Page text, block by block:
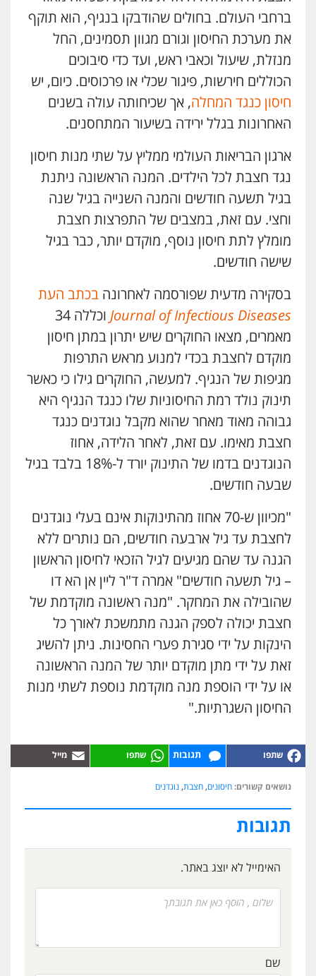
ברחבי העולם. בחולים שהודבקו בנגיף, הוא תוקף
את מערכת החיסון וגורם מגוון תסמינים, החל
מנזלת, שיעול וכאבי ראש, ועד כדי סיבוכים
הכוללים חירשות, פיגור שכלי או פרכוסים. כיום, יש
חיסון כנגד המחלה, אך שכיחותה עולה בשנים
האחרונות בגלל ירידה בשיעור המתחסנים.
ארגון הבריאות העולמי ממליץ על שתי מנות חיסון
נגד חצבת לכל הילדים. המנה הראשונה ניתנת
בגיל תשעה חודשים והמנה השנייה בגיל שנה
וחצי. עם זאת, במצבים של התפרצות חצבת
מומלץ לתת חיסון נוסף, מוקדם יותר, כבר בגיל
שישה חודשים.
בסקירה מדעית שפורסמה לאחרונה בכתב העת
Journal of Infectious Diseases
וכללה 34
מאמרים, מצאו החוקרים שיש יתרון במתן חיסון
מוקדם לחצבת בכדי למנוע מראש התרפות
מגיפות של הנגיף. למעשה, החוקרים גילו כי כאשר
תינוק נולד רמת החיסוניות שלו כנגד הנגיף היא
גבוהה מאוד מאחר שהוא מקבל נוגדנים כנגד
חצבת מאימו. עם זאת, לאחר הלידה, אחוז
הנוגדנים בדמו של התינוק יורד ל-18% בלבד בגיל
שבעה חודשים.
"מכיוון ש-70 אחוז מהתינוקות אינם בעלי נוגדנים
לחצבת עד גיל ארבעה חודשים, הם נותרים ללא
הגנה עד שהם מגיעים לגיל הזכאי לחיסון הראשון
– גיל תשעה חודשים" אמרה ד"ר ליין אן הא דו
שהובילה את המחקר. "מנה ראשונה מוקדמת של
חצבת יכולה לספק הגנה מתמשכת לאורך כל
הינקות על ידי סגירת פערי החסינות. ניתן להשיג
זאת על ידי מתן מוקדם יותר של המנה הראשונה
או על ידי הוספת מנה מוקדמת נוספת לשתי מנות
החיסון השגרתיות."
תגובות
נושאים קשורים: חיסונים, חצבת, נוגדנים
תגובות
האימייל לא יוצג באתר.
שם